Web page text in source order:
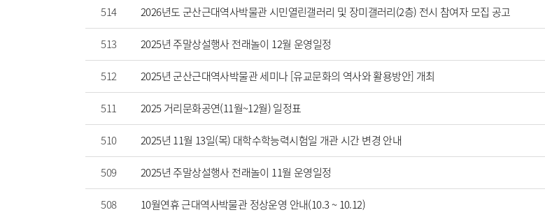
514 2026년도 군산근대역사박물관 시민열린갤러리 및 장미갤러리(2층) 전시 참여자 모집 공고
513 2025년 주말상설행사 전래놀이 12월 운영일정
512 2025년 군산근대역사박물관 세미나 [유교문화의 역사와 활용방안] 개최
511 2025 거리문화공연(11월~12월) 일정표
510 2025년 11월 13일(목) 대학수학능력시험일 개관 시간 변경 안내
509 2025년 주말상설행사 전래놀이 11월 운영일정
508 10월연휴 근대역사박물관 정상운영 안내(10.3 ~ 10.12)